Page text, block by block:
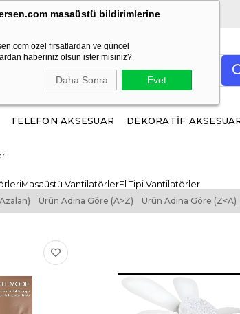
masaüstü bildirimlerine
özel fırsatlardan ve güncel
haberiniz olsun ister misiniz?
Daha Sonra Evet
alışverişlerinizde ÜCRETSİZ KARGO!
TELEFON AKSESUAR DEKORATİF
Masaüstü VantilatörlerEl Tipi Vantilatörler
Ürün Adına Göre (A>Z) Ürün Adına Göre (Z<A)